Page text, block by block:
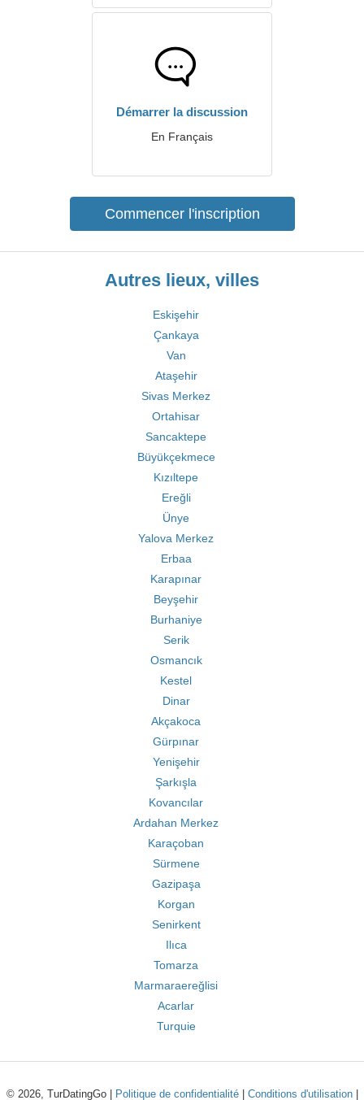
Démarrer la discussion
En Français
Commencer l'inscription
Autres lieux, villes
Eskişehir
Çankaya
Van
Ataşehir
Sivas Merkez
Ortahisar
Sancaktepe
Büyükçekmece
Kızıltepe
Ereğli
Ünye
Yalova Merkez
Erbaa
Karapınar
Beyşehir
Burhaniye
Serik
Osmancık
Kestel
Dinar
Akçakoca
Gürpınar
Yenişehir
Şarkışla
Kovancılar
Ardahan Merkez
Karaçoban
Sürmene
Gazipaşa
Korgan
Senirkent
Ilıca
Tomarza
Marmaraereğlisi
Acarlar
Turquie
© 2026, TurDatingGo | Politique de confidentialité| Conditions d'utilisation|